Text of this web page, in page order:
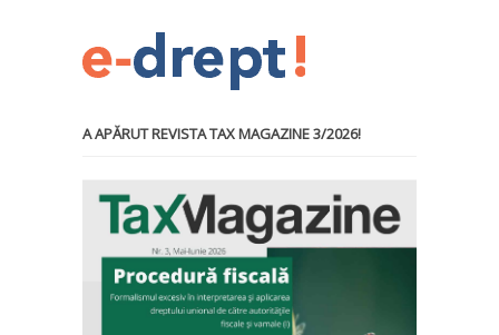
A APĂRUT REVISTA TAX MAGAZINE 3/2026!